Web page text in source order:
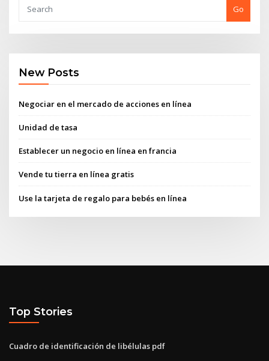
Go
New Posts
Negociar en el mercado de acciones en línea
Unidad de tasa
Establecer un negocio en línea en francia
Vende tu tierra en línea gratis
Use la tarjeta de regalo para bebés en línea
Top Stories
Cuadro de identificación de libélulas pdf